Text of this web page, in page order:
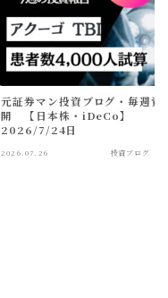
元証券マン投資ブログ・毎週資
開 【日本株・iDeCo】
2026/7/24日
2026.07.26 投資ブログ（